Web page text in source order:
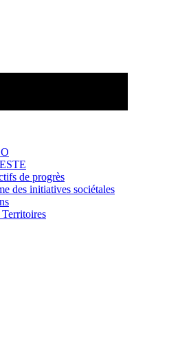
de progrès
des initiatives sociétales